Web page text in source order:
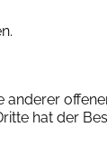
hat der